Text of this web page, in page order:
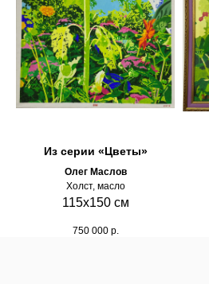
Из серии «Цветы»
Олег Маслов
Холст, масло
115x150 см
750 000 р.